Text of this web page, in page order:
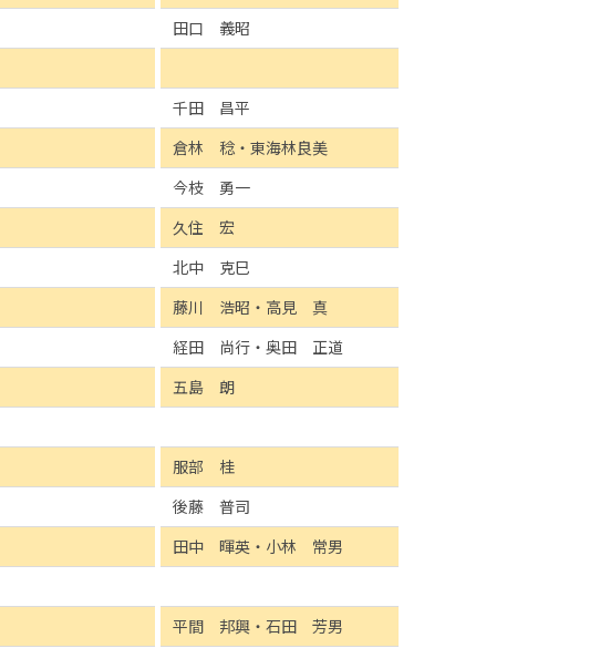
田口 義昭
千田 昌平
倉林 稔・東海林良美
今枝 勇一
久住 宏
北中 克巳
藤川 浩昭・高見 真
経田 尚行・奥田 正道
五島 朗
服部 桂
後藤 普司
田中 暉英・小林 常男
平間 邦興・石田 芳男